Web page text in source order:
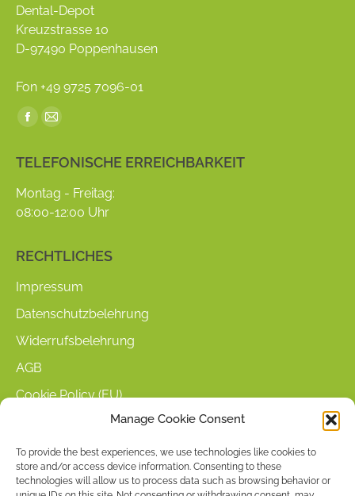
Manage Cookie Consent
To provide the best experiences, we use technologies like cookies to
store and/or access device information. Consenting to these
technologies will allow us to process data such as browsing behavior or
Dental-Depot
Kreuzstrasse 10
D-97490 Poppenhausen
Fon +49 9725 7096-01
Find us on:
Facebook
opens
in
new
Mail
opens
in
new
TELEFONISCHE ERREICHBARKEIT
Montag - Freitag:
08:00-12:00 Uhr
RECHTLICHES
Impressum
Datenschutzbelehrung
Widerrufsbelehrung
AGB
Cookie Policy (EU)
Mein Konto